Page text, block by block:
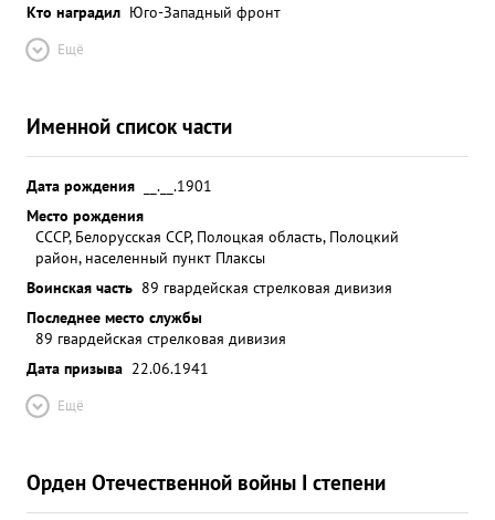
Кто наградил Юго-Западный фронт
Ещё
Именной список части
Дата рождения
__.__.1901
Место рождения
СССР, Белорусская ССР, Полоцкая область, Полоцкий
район, населенный пункт Плаксы
Воинская часть 89 гвардейская стрелковая дивизия
Последнее место службы
89 гвардейская стрелковая дивизия
Дата призыва 22.06.1941
Ещё
Орден Отечественной войны I степени